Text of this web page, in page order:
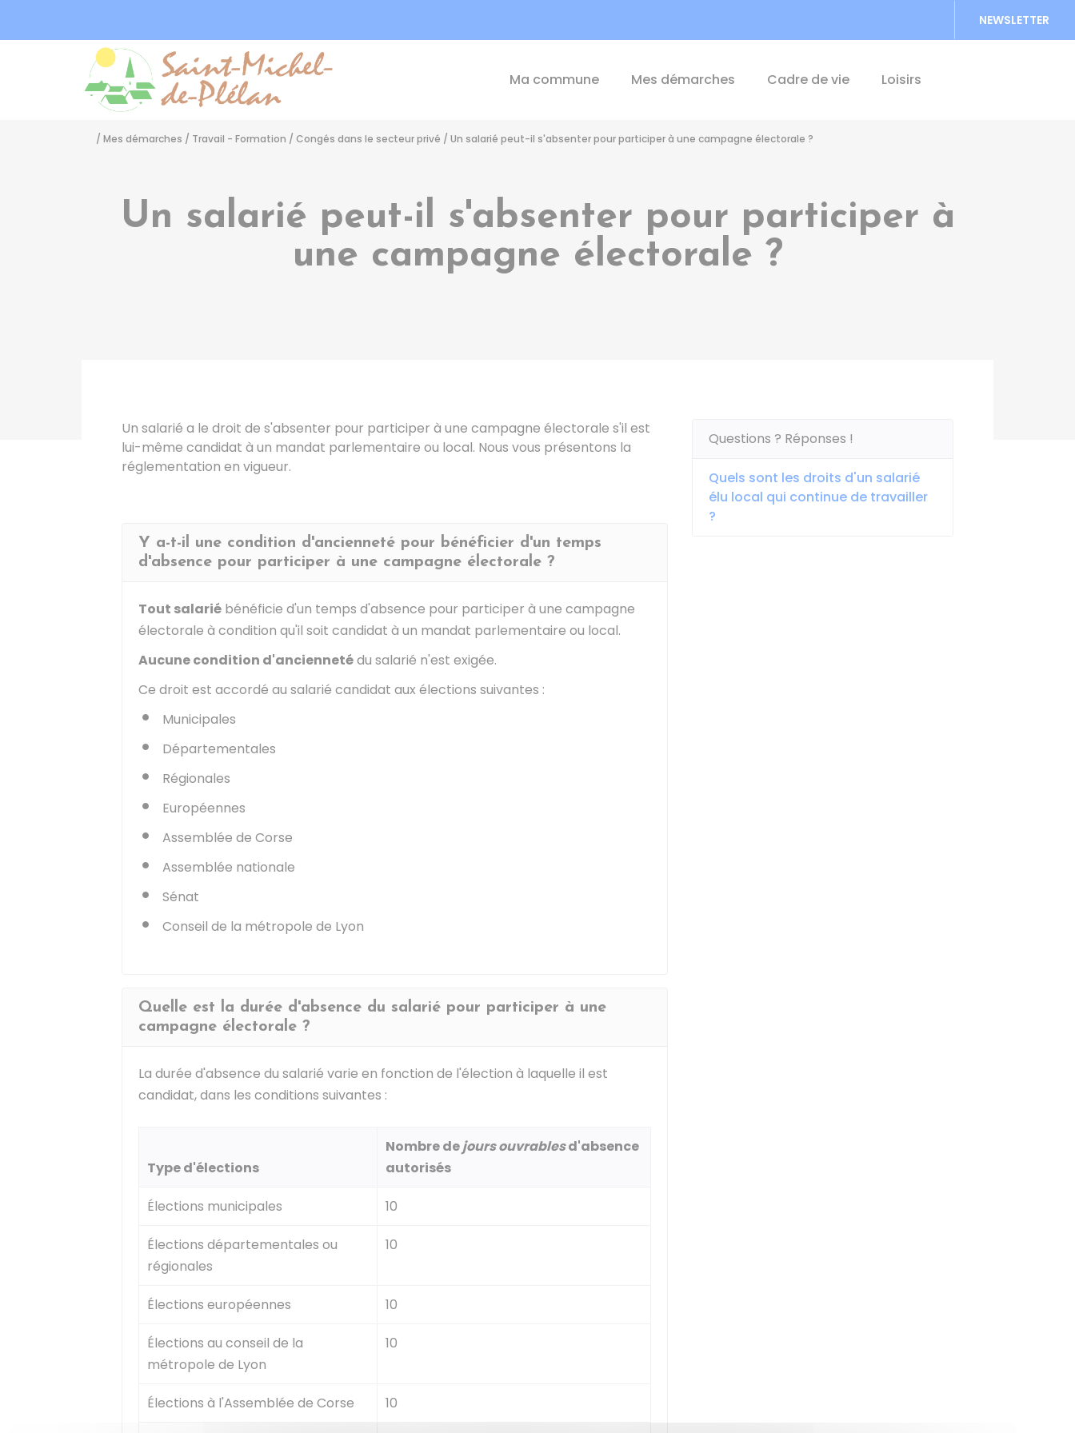
NEWSLETTER
Ma commune Mes démarches Cadre de vie Loisirs
/ Mes démarches / Travail - Formation / Congés dans le secteur privé / Un salarié peut-il s'absenter pour participer à une campagne électorale ?
Un salarié peut-il s'absenter pour participer à
une campagne électorale ?
Un salarié a le droit de s'absenter pour participer à une campagne électorale s'il est
lui-même candidat à un mandat parlementaire ou local. Nous vous présentons la
réglementation en vigueur.
Y a-t-il une condition d'ancienneté pour bénéficier d'un temps
d'absence pour participer à une campagne électorale ?
Tout salarié bénéficie d'un temps d'absence pour participer à une campagne
électorale à condition qu'il soit candidat à un mandat parlementaire ou local.
Aucune condition d'anciennetédu salarié n'est exigée.
Ce droit est accordé au salarié candidat aux élections suivantes :
Municipales
Départementales
Régionales
Européennes
Assemblée de Corse
Assemblée nationale
Sénat
Conseil de la métropole de Lyon
Quelle est la durée d'absence du salarié pour participer à une
campagne électorale ?
La durée d'absence du salarié varie en fonction de l'élection à laquelle il est
candidat, dans les conditions suivantes :
Type d'élections
Nombre dejours ouvrablesd'absence
autorisés
Élections municipales 10
Élections départementales ou
régionales
10
Élections européennes 10
Élections au conseil de la
métropole de Lyon
10
Élections à l'Assemblée de Corse 10
Questions ? Réponses !
Quels sont les droits d'un salarié
élu local qui continue de travailler
?